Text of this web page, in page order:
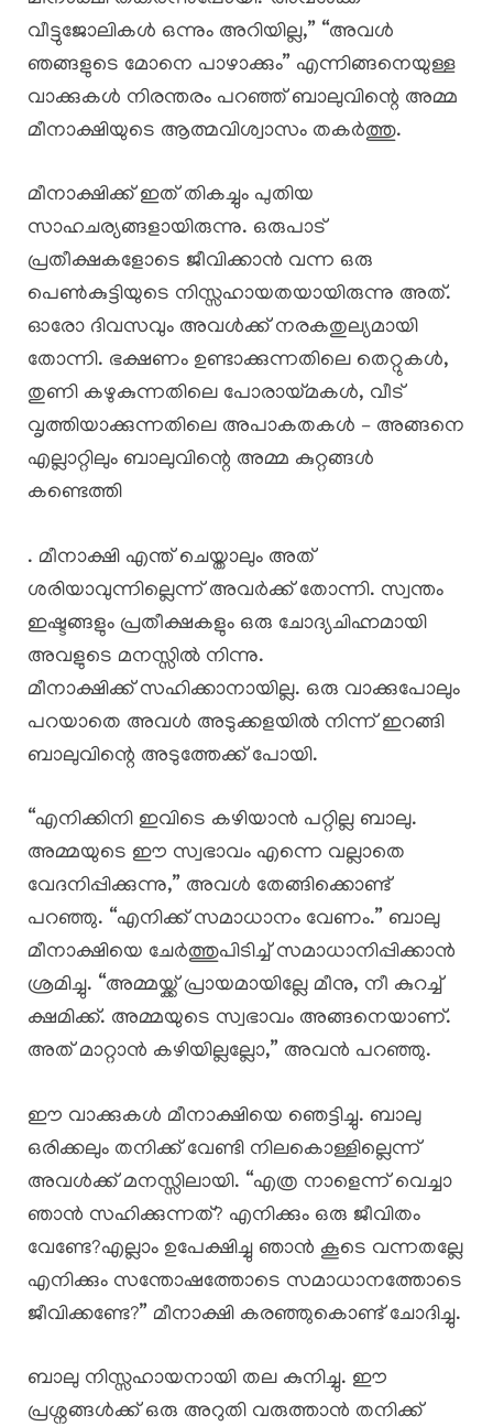
വീട്ടുജോലികൾ ഒന്നും അറിയില്ല,” “അവൾ
ഞങ്ങളുടെ മോനെ പാഴാക്കും” എന്നിങ്ങനെയുള്ള
വാക്കുകൾ നിരന്തരം പറഞ്ഞ് ബാലുവിന്റെ അമ്മ
മീനാക്ഷിയുടെ ആത്മവിശ്വാസം തകർത്തു.
മീനാക്ഷിക്ക് ഇത് തികച്ചും പുതിയ
സാഹചര്യങ്ങളായിരുന്നു. ഒരുപാട്
പ്രതീക്ഷകളോടെ ജീവിക്കാൻ വന്ന ഒരു
പെൺകുട്ടിയുടെ നിസ്സഹായതയായിരുന്നു അത്.
ഓരോ ദിവസവും അവൾക്ക് നരകതുല്യമായി
തോന്നി. ഭക്ഷണം ഉണ്ടാക്കുന്നതിലെ തെറ്റുകൾ,
തുണി കഴുകുന്നതിലെ പോരായ്മകൾ, വീട്
വൃത്തിയാക്കുന്നതിലെ അപാകതകൾ – അങ്ങനെ
എല്ലാറ്റിലും ബാലുവിന്റെ അമ്മ കുറ്റങ്ങൾ
കണ്ടെത്തി
. മീനാക്ഷി എന്ത് ചെയ്താലും അത്
ശരിയാവുന്നില്ലെന്ന് അവർക്ക് തോന്നി. സ്വന്തം
ഇഷ്ടങ്ങളും പ്രതീക്ഷകളും ഒരു ചോദ്യചിഹ്നമായി
അവളുടെ മനസ്സിൽ നിന്നു.
മീനാക്ഷിക്ക് സഹിക്കാനായില്ല. ഒരു വാക്കുപോലും
പറയാതെ അവൾ അടുക്കളയിൽ നിന്ന് ഇറങ്ങി
ബാലുവിന്റെ അടുത്തേക്ക് പോയി.
“എനിക്കിനി ഇവിടെ കഴിയാൻ പറ്റില്ല ബാലു.
അമ്മയുടെ ഈ സ്വഭാവം എന്നെ വല്ലാതെ
വേദനിപ്പിക്കുന്നു,” അവൾ തേങ്ങിക്കൊണ്ട്
പറഞ്ഞു. “എനിക്ക് സമാധാനം വേണം.” ബാലു
മീനാക്ഷിയെ ചേർത്തുപിടിച്ച് സമാധാനിപ്പിക്കാൻ
ശ്രമിച്ചു. “അമ്മയ്ക്ക് പ്രായമായില്ലേ മീനു, നീ കുറച്ച്
ക്ഷമിക്ക്. അമ്മയുടെ സ്വഭാവം അങ്ങനെയാണ്.
അത് മാറ്റാൻ കഴിയില്ലല്ലോ,” അവൻ പറഞ്ഞു.
ഈ വാക്കുകൾ മീനാക്ഷിയെ ഞെട്ടിച്ചു. ബാലു
ഒരിക്കലും തനിക്ക് വേണ്ടി നിലകൊള്ളില്ലെന്ന്
അവൾക്ക് മനസ്സിലായി. “എത്ര നാളെന്ന് വെച്ചാ
ഞാൻ സഹിക്കുന്നത്? എനിക്കും ഒരു ജീവിതം
വേണ്ടേ?എല്ലാം ഉപേക്ഷിച്ചു ഞാൻ കൂടെ വന്നതല്ലേ
എനിക്കും സന്തോഷത്തോടെ സമാധാനത്തോടെ
ജീവിക്കണ്ടേ?” മീനാക്ഷി കരഞ്ഞുകൊണ്ട് ചോദിച്ചു.
ബാലു നിസ്സഹായനായി തല കുനിച്ചു. ഈ
പ്രശ്നങ്ങൾക്ക് ഒരു അറുതി വരുത്താൻ തനിക്ക്